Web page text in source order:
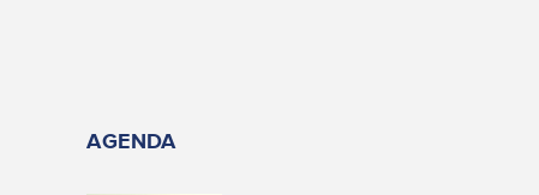
AGENDA